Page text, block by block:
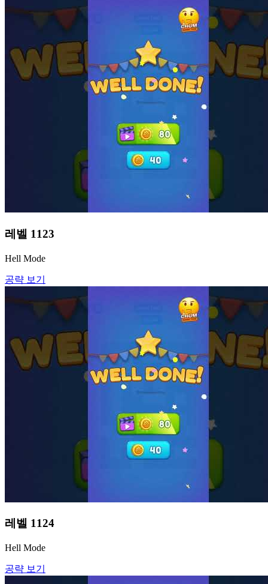
레벨 1123
Hell Mode
공략 보기
레벨 1124
Hell Mode
공략 보기